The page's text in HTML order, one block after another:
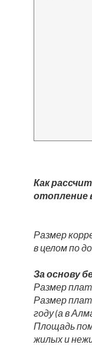
Как
отопление
Размер
в целом по
За основу
Размер
Размер
году (а в
Площадь
жилых и